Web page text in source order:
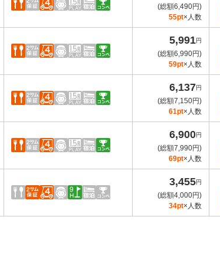
(総額6,490円)
55pt×人数
5,991円
(総額6,990円)
59pt×人数
6,137円
(総額7,150円)
61pt×人数
6,900円
(総額7,990円)
69pt×人数
3,455円
(総額4,000円)
34pt×人数